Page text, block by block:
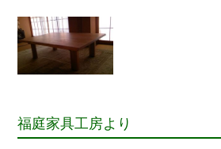
福庭家具工房より